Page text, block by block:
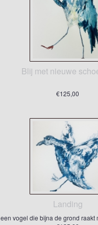
Blij met nieuwe
€125,00
Landing
een vogel die bijna de grond raakt